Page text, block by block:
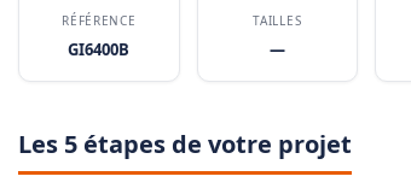
RÉFÉRENCE
GI6400B
TAILLES
—
Les 5 étapes de votre projet